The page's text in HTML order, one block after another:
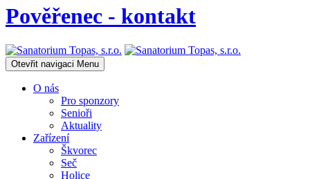
Pověřenec - kontakt
Otevřit navigaci Menu
O nás
Pro sponzory
Senioři
Aktuality
Zařízení
Škvorec
Seč
Holice